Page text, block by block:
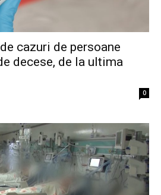
cazuri de persoane
decese, de la ultima
0